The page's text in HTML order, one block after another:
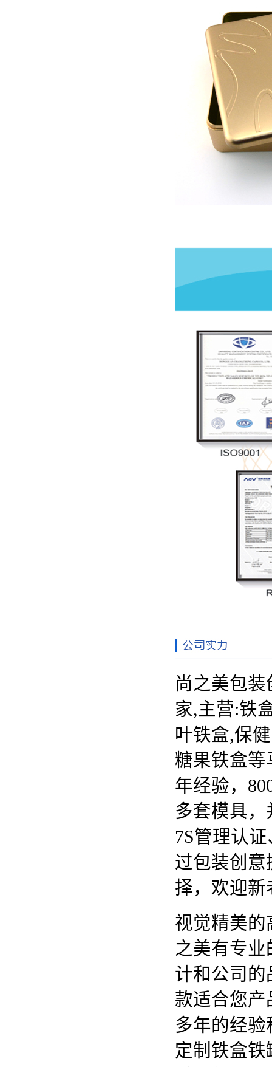
尚之美包
家,主营:铁
叶铁盒,保
糖果铁盒等
年经验，
多套模具，
7S管理认
过包装创意
择，欢迎
视觉精美的
之美有专
计和公司的
款适合您产
多年的经
定制铁盒